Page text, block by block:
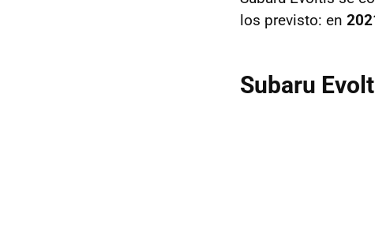
los previsto: en
Subaru